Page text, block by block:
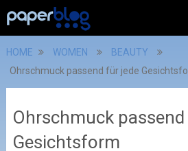
HOME WOMEN
BEAUTY
Ohrschmuck passend für jede
Ohrschmuck
Gesichtsform